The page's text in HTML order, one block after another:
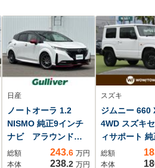
日産
ノートオーラ 1.2
NISMO 純正9インチ
ナビ アラウンドビ
ューモニター LED
オートライト プロ
総額 243.6 万円
本体
238.2 万円
スズキ
ジムニー 660
4WD スズキ
ィサポート
ビ 地デジTV
再生機能
総額
本体